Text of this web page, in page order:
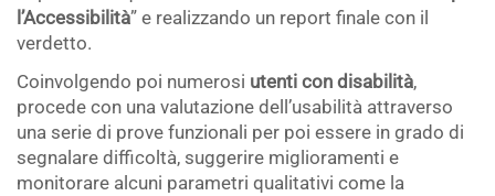
l’Accessibilità” e realizzando un report finale con il
verdetto.
Coinvolgendo poi numerosi utenti con disabilità,
procede con una valutazione dell’usabilità attraverso
una serie di prove funzionali per poi essere in grado di
segnalare difficoltà, suggerire miglioramenti e
monitorare alcuni parametri qualitativi come la